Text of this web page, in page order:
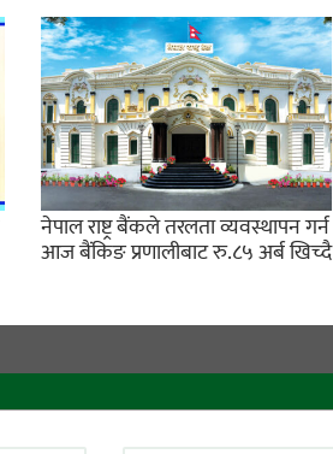
नेपाल राष्ट्र बैंकले तरलता व्यवस्थापन गर्न
आज बैंकिङ प्रणालीबाट रु.८५ अर्ब खिच्दै